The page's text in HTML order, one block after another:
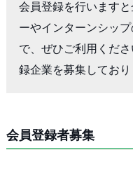
会員登録を行います
ーやインターンシッ
で、ぜひご利用くだ
録企業を募集しており
会員登録者募集